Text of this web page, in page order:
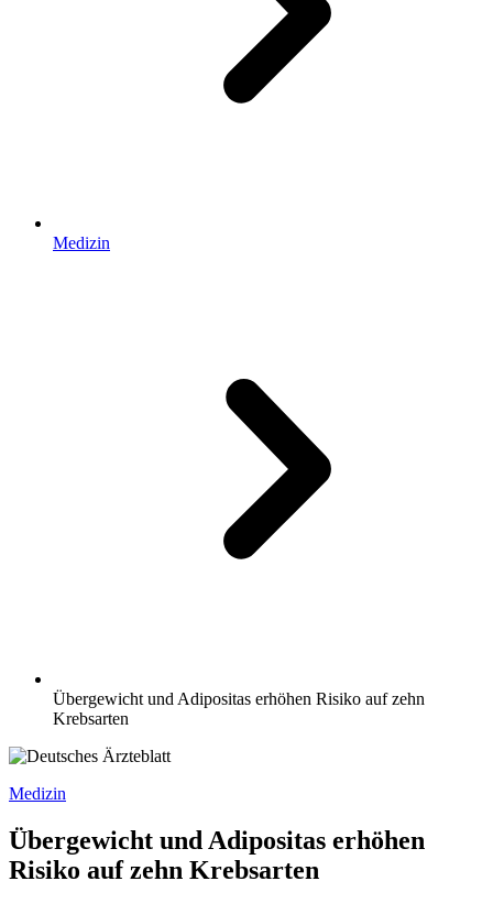
Medizin
Übergewicht und Adipositas erhöhen Risiko auf zehn
Krebsarten
Medizin
Übergewicht und Adipositas erhöhen
Risiko auf zehn Krebsarten